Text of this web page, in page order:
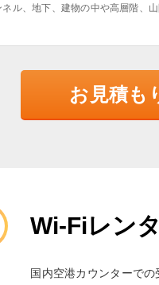
ル、地下、建物の中や高層階、
お見積も
Wi-Fiレン
国内空港カウンターでの